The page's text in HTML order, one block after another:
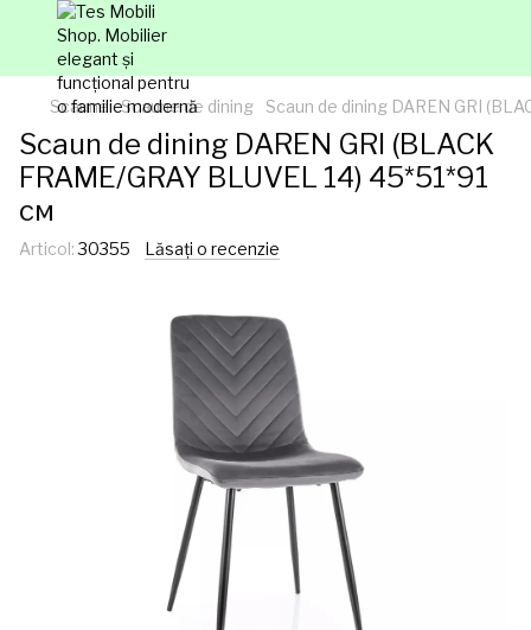
Scaune Scaune de dining Scaun de dining DAREN GRI
Scaun de dining DAREN GRI (BLACK
FRAME/GRAY BLUVEL 14) 45*51*91
см
Articol:30355 Lăsați o recenzie